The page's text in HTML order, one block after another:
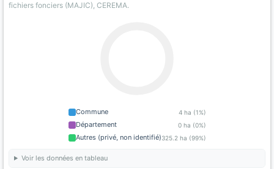
fichiers fonciers (MAJIC), CEREMA.
Commune 4 ha (1%)
Département 0 ha (0%)
Autres (privé, non identifié)325.2 ha (99%)
Voir les données en tableau